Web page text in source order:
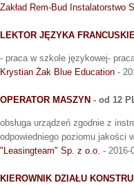
Zakład Rem-Bud Instalatorstwo
LEKTOR JĘZYKA
- praca w szkole językowej-
Krystian Żak Blue Education -
OPERATOR MASZYN - od 12
obsługa urządzeń zgodnie z
odpowiedniego poziomu jakości
"Leasingteam" Sp. z o.o. - 2016-
KIEROWNIK DZIAŁU